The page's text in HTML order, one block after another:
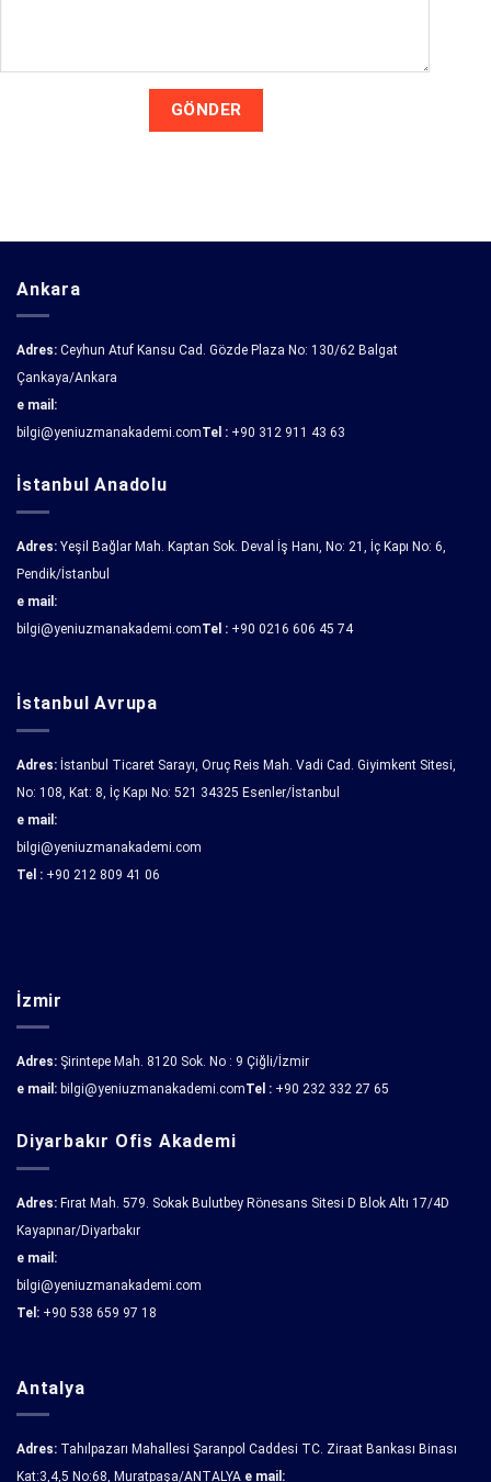
Ankara
Adres: Ceyhun Atuf Kansu Cad. Gözde Plaza No: 130/62 Balgat
Çankaya/Ankara
e mail:
bilgi@yeniuzmanakademi.comTel : +90 312 911 43 63
İstanbul Anadolu
Adres: Yeşil Bağlar Mah. Kaptan Sok. Deval İş Hanı, No: 21, İç Kapı No: 6,
Pendik/İstanbul
e mail:
bilgi@yeniuzmanakademi.comTel : +90 0216 606 45 74
İstanbul Avrupa
Adres: İstanbul Ticaret Sarayı, Oruç Reis Mah. Vadi Cad. Giyimkent Sitesi,
No: 108, Kat: 8, İç Kapı No: 521 34325 Esenler/İstanbul
e mail:
bilgi@yeniuzmanakademi.com
Tel : +90 212 809 41 06
İzmir
Adres: Şirintepe Mah. 8120 Sok. No : 9 Çiğli/İzmir
e mail: bilgi@yeniuzmanakademi.comTel : +90 232 332 27 65
Diyarbakır Ofis Akademi
Adres: Fırat Mah. 579. Sokak Bulutbey Rönesans Sitesi D Blok Altı 17/4D
Kayapınar/Diyarbakır
e mail:
bilgi@yeniuzmanakademi.com
Tel: +90 538 659 97 18
Antalya
Adres: Tahılpazarı Mahallesi Şaranpol Caddesi TC. Ziraat Bankası Binası
Kat:3,4,5 No:68, Muratpaşa/ANTALYA e mail: